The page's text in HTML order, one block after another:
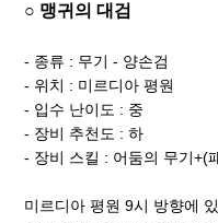
○ 맹귀의 대검
- 종류 : 무기 - 양손검
- 위치 : 미르디아 평원
- 입수 난이도 : 중
- 장비 추천도 : 하
- 장비 스킬 : 어둠의 무기+(
미르디아 평원 9시 방향에